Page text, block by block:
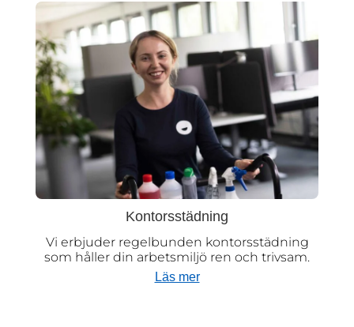
Kontorsstädning
Vi erbjuder regelbunden kontorsstädning
som håller din arbetsmiljö ren och trivsam.
Läs mer